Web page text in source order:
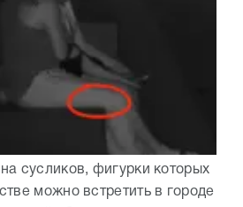
сусликов, фигурки которых
можно встретить в городе